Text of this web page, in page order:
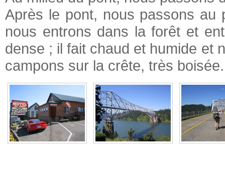
Après le pont, nous passons
nous entrons dans la forêt et
dense ; il fait chaud et humide et
campons sur la crête, très